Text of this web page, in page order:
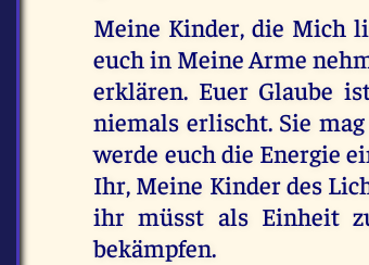
Meine Kinder, die Mich
euch in Meine Arme
erklären. Euer Glaube
niemals erlischt. Sie
werde euch die Energie
Ihr, Meine Kinder des
ihr müsst als Einheit
bekämpfen.